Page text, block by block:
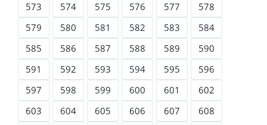
573
574 575 576 577
578
579
580 581 582 583
584
585
586 587 588 589
590
591
592 593 594 595
596
597
598 599 600 601
602
603
604 605 606 607
608